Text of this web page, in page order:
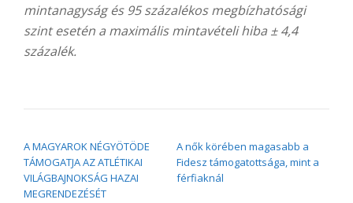
mintanagyság és 95 százalékos megbízhatósági
szint esetén a maximális mintavételi hiba ± 4,4
százalék.
A MAGYAROK NÉGYÖTÖDE
TÁMOGATJA AZ ATLÉTIKAI
VILÁGBAJNOKSÁG HAZAI
MEGRENDEZÉSÉT
A nők körében magasabb a
Fidesz támogatottsága, mint a
férfiaknál